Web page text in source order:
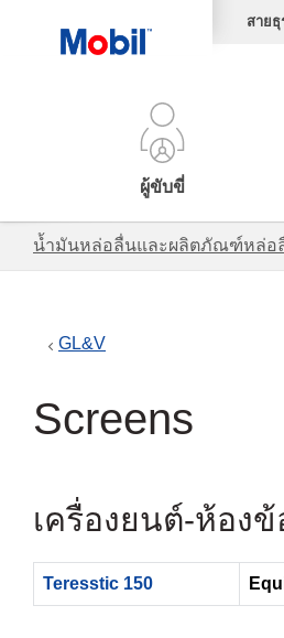
สายธุ
ผู้ขับขี่
น้ำมันหล่อลื่นและผลิตภัณฑ์หล่อลื่
GL&V
Screens
เครื่องยนต์- ห้องข้
Teresstic 150